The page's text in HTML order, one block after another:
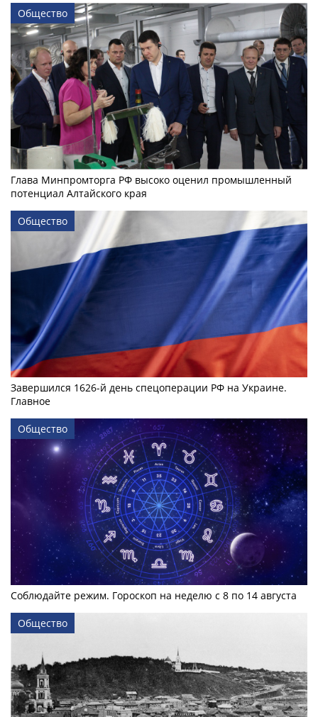
Общество
Глава Минпромторга РФ высоко оценил промышленный
потенциал Алтайского края
Общество
Завершился 1626-й день спецоперации РФ на Украине.
Главное
Общество
Соблюдайте режим. Гороскоп на неделю с 8 по 14 августа
Общество